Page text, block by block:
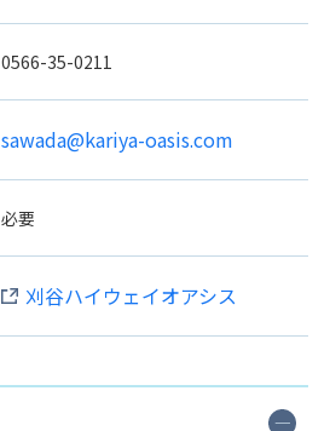
0566-35-0211
sawada@kariya-oasis.com
必要
刈谷ハイウェイオアシス